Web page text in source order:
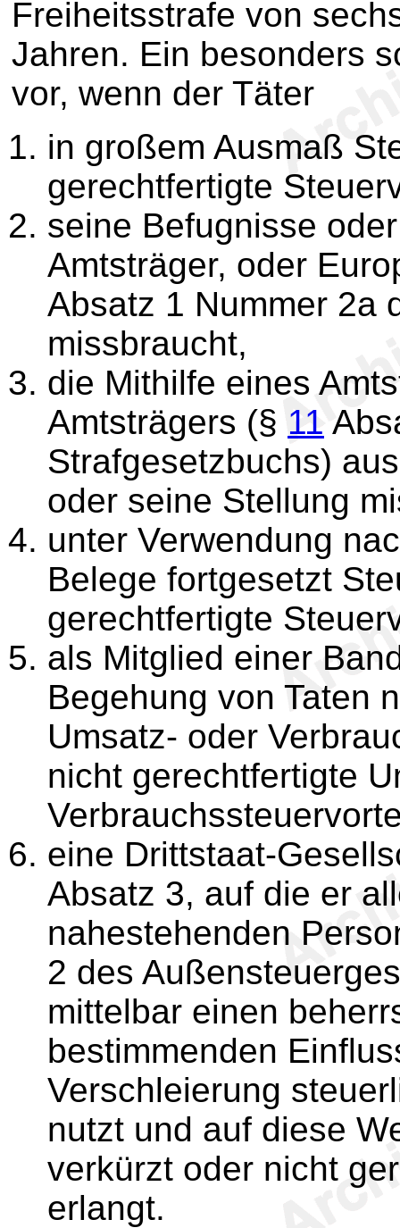
Freiheitsstrafe von
Jahren. Ein besonders
vor, wenn der Täter
in großem Ausmaß
gerechtfertigte
seine Befugnisse
Amtsträger, oder
Absatz 1 Nummer 2a
missbraucht,
die Mithilfe eines
Amtsträgers (§ 11
Strafgesetzbuchs)
oder seine Stellung
unter Verwendung
Belege fortgesetzt
gerechtfertigte
als Mitglied einer
Begehung von Taten
Umsatz- oder
nicht gerechtfertigte
eine Drittstaat-
Absatz 3, auf die er
nahestehenden
2 des
mittelbar einen
bestimmenden
Verschleierung
nutzt und auf diese
verkürzt oder nicht
erlangt.